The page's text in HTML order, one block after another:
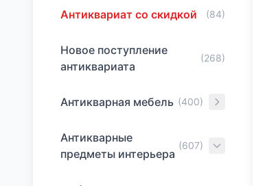
Антиквариат со скидкой (84)
Новое поступление
антиквариата
(268)
Антикварная мебель (400)
Антикварные
предметы интерьера
(607)